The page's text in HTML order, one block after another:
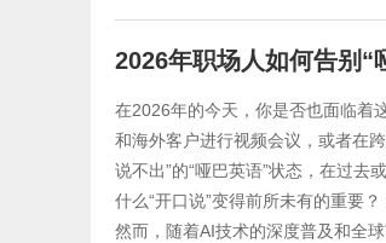
2026年职场人如何告别“
在2026年的今天，你是否也面临着
和海外客户进行视频会议，或者在
说不出”的“哑巴英语”状态，在过
什么“开口说”变得前所未有的重要
然而，随着AI技术的深度普及和全